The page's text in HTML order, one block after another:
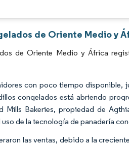
de Oriente Medio y
de Oriente Medio y África
con poco tiempo disponible,
congelados está abriendo
Bakeries, propiedad de
de la tecnología de panadería
las ventas, debido a la